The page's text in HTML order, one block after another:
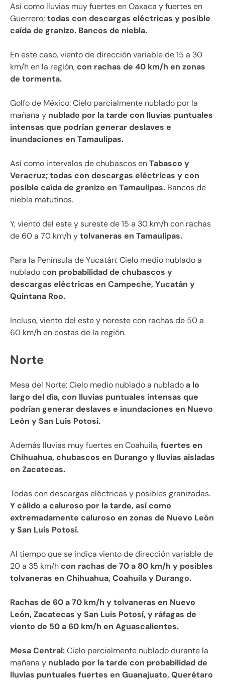
Así como lluvias muy fuertes en Oaxaca y fuertes en
Guerrero; todas con descargas eléctricas y posible
caída de granizo. Bancos de niebla.
En este caso, viento de dirección variable de 15 a 30
km/h en la región,con rachas de 40 km/h en zonas
de tormenta.
Golfo de México: Cielo parcialmente nublado por la
mañana y nublado por la tarde con lluvias puntuales
intensas que podrían generar deslaves e
inundaciones en Tamaulipas.
Así como intervalos de chubascos enTabasco y
Veracruz; todas con descargas eléctricas y con
posible caída de granizo en Tamaulipas. Bancos de
niebla matutinos.
Y, viento del este y sureste de 15 a 30 km/h con rachas
de 60 a 70 km/h ytolvaneras en Tamaulipas.
Para la Península de Yucatán: Cielo medio nublado a
nublado con probabilidad de chubascos y
descargas eléctricas en Campeche, Yucatán y
Quintana Roo.
Incluso, viento del este y noreste con rachas de 50 a
60 km/h en costas de la región.
Norte
Mesa del Norte: Cielo medio nublado a nubladoa lo
largo del día, con lluvias puntuales intensas que
podrían generar deslaves e inundaciones en Nuevo
León y San Luis Potosí.
Además lluvias muy fuertes en Coahuila,fuertes en
Chihuahua, chubascos en Durango y lluvias aisladas
en Zacatecas.
Todas con descargas eléctricas y posibles granizadas.
Y cálido a caluroso por la tarde, así como
extremadamente caluroso en zonas de Nuevo León
y San Luis Potosí.
Al tiempo que se indica viento de dirección variable de
20 a 35 km/hcon rachas de 70 a 80 km/h y posibles
tolvaneras en Chihuahua, Coahuila y Durango.
Rachas de 60 a 70 km/h y tolvaneras en Nuevo
León, Zacatecas y San Luis Potosí, y ráfagas de
viento de 50 a 60 km/h en Aguascalientes.
Mesa Central:Cielo parcialmente nublado durante la
mañana y nublado por la tarde con probabilidad de
lluvias puntuales fuertes en Guanajuato, Querétaro